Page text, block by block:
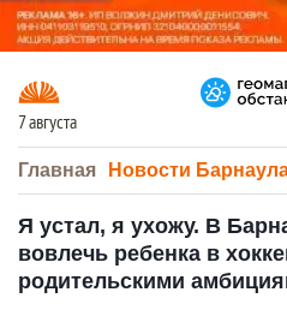
7 августа
Главная Новости
Я устал, я ухожу. В
вовлечь ребенка в
родительскими